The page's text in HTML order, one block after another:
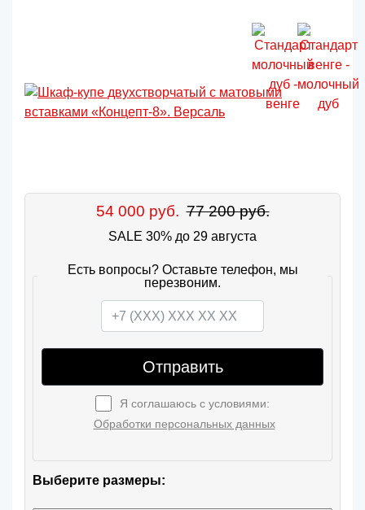
54 000 руб. 77 200 руб.
SALE 30% до 29 августа
Есть вопросы? Оставьте телефон, мы
перезвоним.
Отправить
Я соглашаюсь с условиями:
Обработки персональных данных
Выберите размеры: